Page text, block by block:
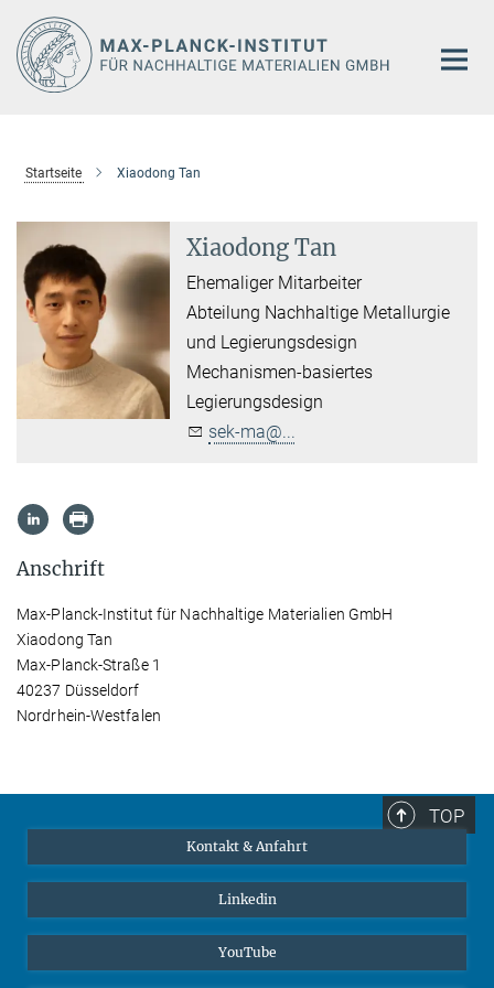
Hauptinhalt
Startseite Xiaodong Tan
Xiaodong Tan
Ehemaliger Mitarbeiter
Abteilung Nachhaltige Metallurgie
und Legierungsdesign
Mechanismen-basiertes
Legierungsdesign
sek-ma@...
Anschrift
Max-Planck-Institut für Nachhaltige Materialien GmbH
Xiaodong Tan
Max-Planck-Straße 1
40237 Düsseldorf
Nordrhein-Westfalen
TOP
Kontakt & Anfahrt
Linkedin
YouTube